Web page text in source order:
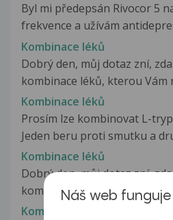
Byl mi předepsán Rivocor 5
frekvence a užívám
Kombinace léků
Dobrý den, můj dotaz zní,
kombinace léků, kterou Vám
Kombinace léků
Prosím lze kombinovat L-
Jeden beru proti smutku a
Kombinace léků
Dobrý den, můj dotaz zní,
kombinace léků, kterou Vám
Kombinace léků
Náš web